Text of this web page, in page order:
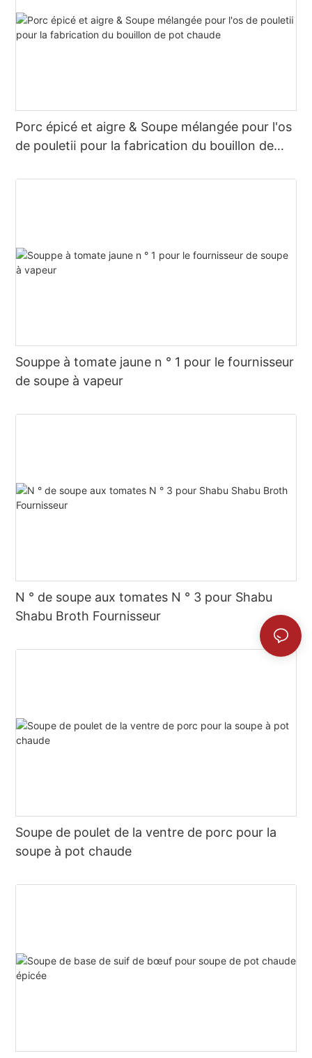
Porc épicé et aigre & Soupe mélangée pour l'os
de pouletⅱ pour la fabrication du bouillon de
Souppe à tomate jaune n ° 1 pour le fournisseur
de soupe à vapeur
N ° de soupe aux tomates N ° 3 pour Shabu
Shabu Broth Fournisseur
Soupe de poulet de la ventre de porc pour la
soupe à pot chaude